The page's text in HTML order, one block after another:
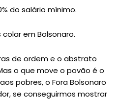
do salário mínimo.
em Bolsonaro.
de ordem e o abstrato
o que move o povão é o
pobres, o Fora Bolsonaro
se conseguirmos mostrar